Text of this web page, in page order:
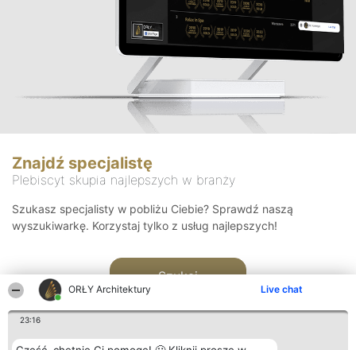
ORŁY Architektury Live chat
23:16
Znajdź specjalistę
Plebiscyt skupia najlepszych w branży
Szukasz specjalisty w pobliżu Ciebie? Sprawdź naszą
wyszukiwarkę. Korzystaj tylko z usług najlepszych!
Szukaj